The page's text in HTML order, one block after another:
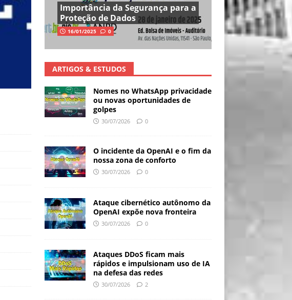
Importância da Segurança para a
Proteção de Dados
16/01/2025 0
ARTIGOS & ESTUDOS
Nomes no WhatsApp privacidade
ou novas oportunidades de
golpes
30/07/2026 0
O incidente da OpenAI e o fim da
nossa zona de conforto
30/07/2026 0
Ataque cibernético autônomo da
OpenAI expõe nova fronteira
30/07/2026 0
Ataques DDoS ficam mais
rápidos e impulsionam uso de IA
na defesa das redes
30/07/2026 2